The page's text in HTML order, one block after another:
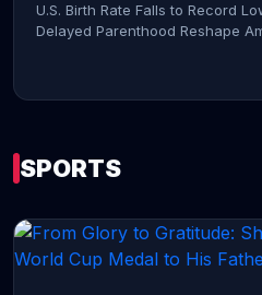
U.S. Birth Rate Falls to Record
Delayed Parenthood Reshape
SPORTS